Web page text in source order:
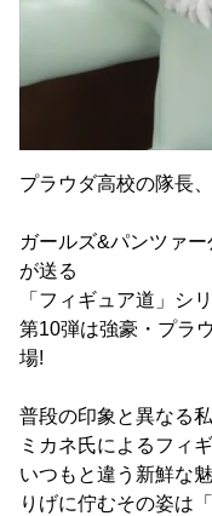
プラウダ高校の隊長
ガールズ&パンツァ
が送る
「フィギュア道」シリ
第10弾は強豪・プラ
場!
普段の印象と異なる
ミカネ氏によるフィ
いつもと違う新鮮な
りげに佇むその姿は